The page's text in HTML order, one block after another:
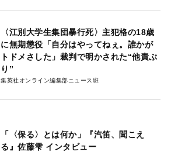
〈江別大学生集団暴行死〉主犯格の18歳
に無期懲役「自分はやってねぇ。誰かが
トドメさした」裁判で明かされた“他責ぶ
り”
集英社オンライン編集部ニュース班
「〈保る〉とは何か」『汽笛、聞こえ
る』佐藤雫 インタビュー